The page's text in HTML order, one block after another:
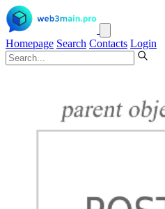
Homepage Search Contacts Login